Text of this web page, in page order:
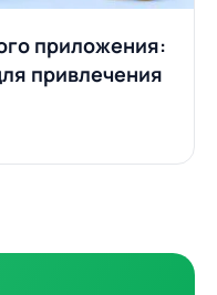
приложения:
привлечения